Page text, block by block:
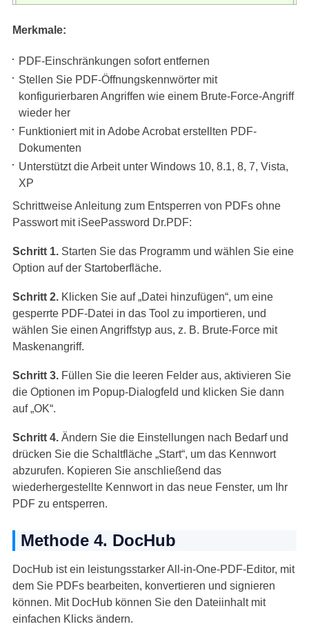
Merkmale:
PDF-Einschränkungen sofort entfernen
Stellen Sie PDF-Öffnungskennwörter mit
konfigurierbaren Angriffen wie einem Brute-Force-Angriff
wieder her
Funktioniert mit in Adobe Acrobat erstellten PDF-
Dokumenten
Unterstützt die Arbeit unter Windows 10, 8.1, 8, 7, Vista,
XP
Schrittweise Anleitung zum Entsperren von PDFs ohne
Passwort mit iSeePassword Dr.PDF:
Schritt 1.Starten Sie das Programm und wählen Sie eine
Option auf der Startoberfläche.
Schritt 2.Klicken Sie auf „Datei hinzufügen“, um eine
gesperrte PDF-Datei in das Tool zu importieren, und
wählen Sie einen Angriffstyp aus, z. B. Brute-Force mit
Maskenangriff.
Schritt 3.Füllen Sie die leeren Felder aus, aktivieren Sie
die Optionen im Popup-Dialogfeld und klicken Sie dann
auf „OK“.
Schritt 4.Ändern Sie die Einstellungen nach Bedarf und
drücken Sie die Schaltfläche „Start“, um das Kennwort
abzurufen. Kopieren Sie anschließend das
wiederhergestellte Kennwort in das neue Fenster, um Ihr
PDF zu entsperren.
Methode 4. DocHub
DocHub ist ein leistungsstarker All-in-One-PDF-Editor, mit
dem Sie PDFs bearbeiten, konvertieren und signieren
können. Mit DocHub können Sie den Dateiinhalt mit
einfachen Klicks ändern.